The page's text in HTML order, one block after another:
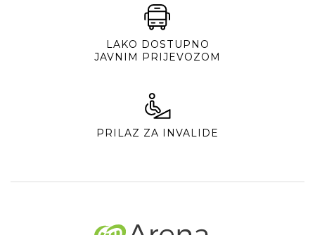
LAKO DOSTUPNO
JAVNIM PRIJEVOZOM
PRILAZ ZA INVALIDE